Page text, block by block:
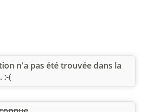
n'a pas été trouvée dans la
:-(